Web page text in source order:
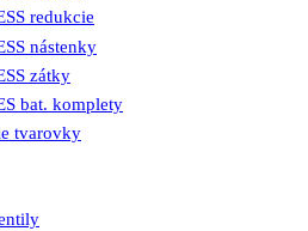
redukcie
nástenky
zátky
bat. komplety
tvarovky